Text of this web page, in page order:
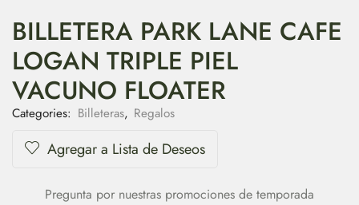
BILLETERA PARK LANE CAFE
LOGAN TRIPLE PIEL
VACUNO FLOATER
Categories: Billeteras, Regalos
Agregar a Lista de Deseos
Pregunta por nuestras promociones de temporada